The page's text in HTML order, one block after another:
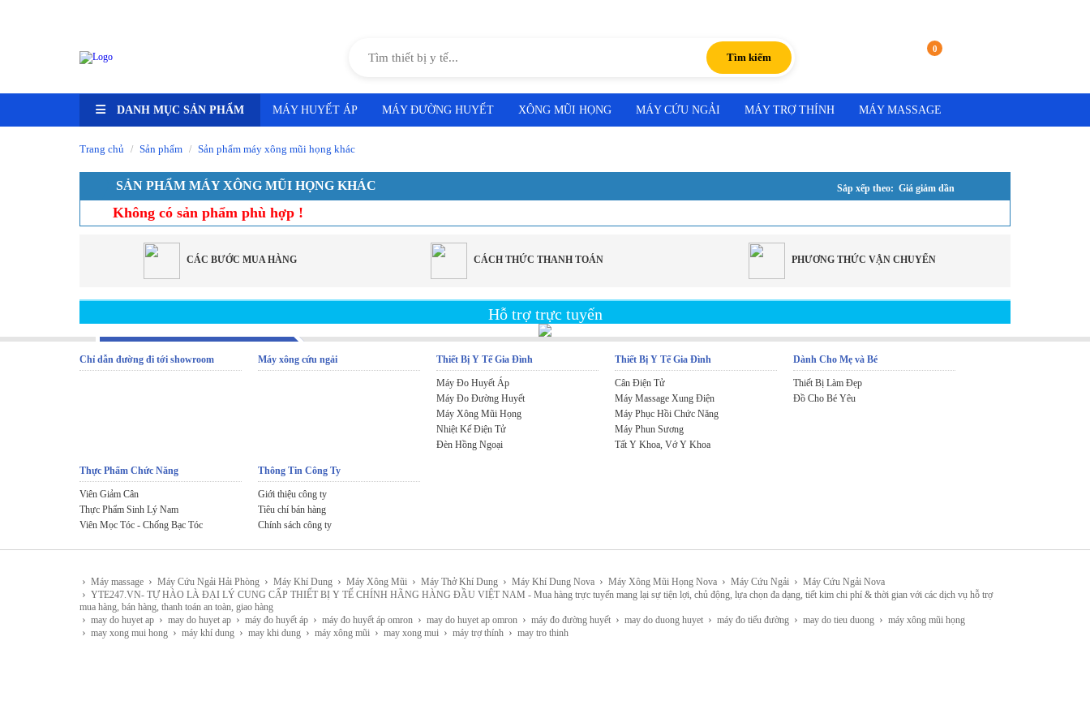
Tìm kiếm
0
Giỏ hàng
DANH MỤC SẢN PHẨM MÁY HUYẾT ÁP MÁY ĐƯỜNG HUYẾT XÔNG MŨI HỌNG MÁY CỨU NGẢI MÁY TRỢ THÍNH MÁY MASSAGE
Trang chủ / Sản phẩm / Sản phẩm máy xông mũi họng khác
SẢN PHẨM MÁY XÔNG MŨI HỌNG KHÁC Sắp xếp theo: Giá giảm dần
Không có sản phẩm phù hợp !
CÁC BƯỚC MUA HÀNG CÁCH THỨC THANH TOÁN PHƯƠNG THỨC VẬN CHUYỂN
Hỗ trợ trực tuyến
Chỉ dẫn đường đi tới showroom Máy xông cứu ngải Thiết Bị Y Tế Gia Đình
Máy Đo Huyết Áp
Máy Đo Đường Huyết
Máy Xông Mũi Họng
Nhiệt Kế Điện Tử
Đèn Hồng Ngoại
Thiết Bị Y Tế Gia Đình
Cân Điện Tử
Máy Massage Xung Điện
Máy Phục Hồi Chức Năng
Máy Phun Sương
Tất Y Khoa, Vớ Y Khoa
Dành Cho Mẹ và Bé
Thiết Bị Làm Đẹp
Đồ Cho Bé Yêu
Thực Phẩm Chức Năng
Viên Giảm Cân
Thực Phẩm Sinh Lý Nam
Viên Mọc Tóc - Chống Bạc Tóc
Thông Tin Công Ty
Giới thiệu công ty
Tiêu chí bán hàng
Chính sách công ty
› Máy massage › Máy Cứu Ngải Hải Phòng › Máy Khí Dung › Máy Xông Mũi › Máy Thở Khí Dung › Máy Khí Dung Nova › Máy Xông Mũi Họng Nova › Máy Cứu Ngải › Máy Cứu Ngải Nova
› YTE247.VN- TỰ HÀO LÀ ĐẠI LÝ CUNG CẤP THIẾT BỊ Y TẾ CHÍNH HÃNG HÀNG ĐẦU VIỆT NAM - Mua hàng trực tuyến mang lại sự tiện lợi, chủ động, lựa chọn đa dạng, tiết kim chi phí & thời gian với các dịch vụ hỗ trợ
mua hàng, bán hàng, thanh toán an toàn, giao hàng
› may do huyet ap › may do huyet ap › máy đo huyết áp › máy đo huyết áp omron › may do huyet ap omron › máy đo đường huyết › may do duong huyet › máy đo tiểu đường › may do tieu duong › máy xông mũi họng
› may xong mui hong › máy khí dung › may khi dung › máy xông mũi › may xong mui › máy trợ thính › may tro thinh